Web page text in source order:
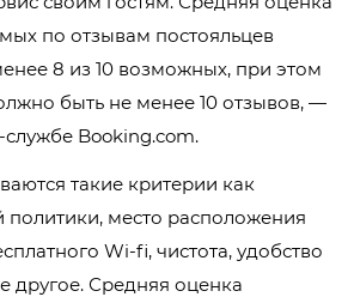
по отзывам постояльцев
8 из 10 возможных, при этом
быть не менее 10 отзывов, —
Booking.com.
такие критерии как
политики, место расположения
Wi-fi, чистота, удобство
другое. Средняя оценка